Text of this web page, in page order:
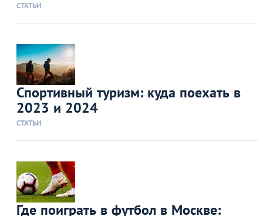
СТАТЬИ
Спортивный туризм: куда поехать в
2023 и 2024
СТАТЬИ
Где поиграть в футбол в Москве: